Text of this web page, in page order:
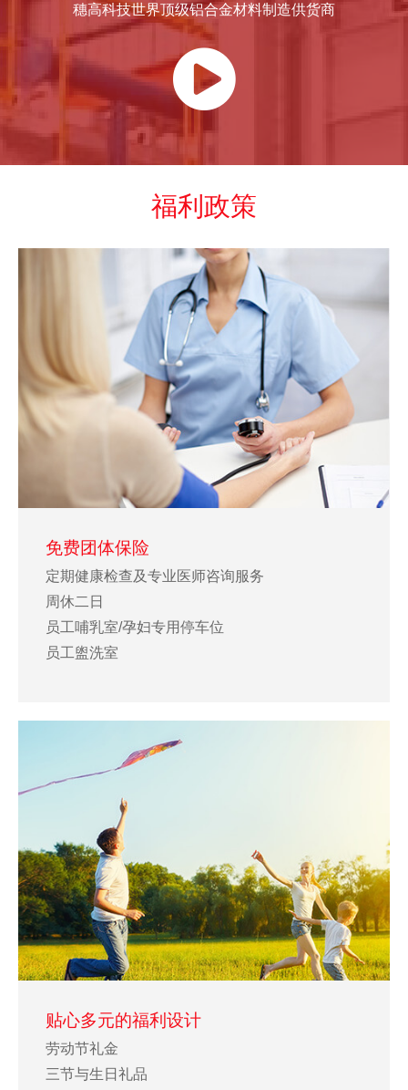
穗高科技世界顶级铝合金材料制造供货商
福利政策
免费团体保险
定期健康检查及专业医师咨询服务
周休二日
员工哺乳室/孕妇专用停车位
员工盥洗室
贴心多元的福利设计
劳动节礼金
三节与生日礼品